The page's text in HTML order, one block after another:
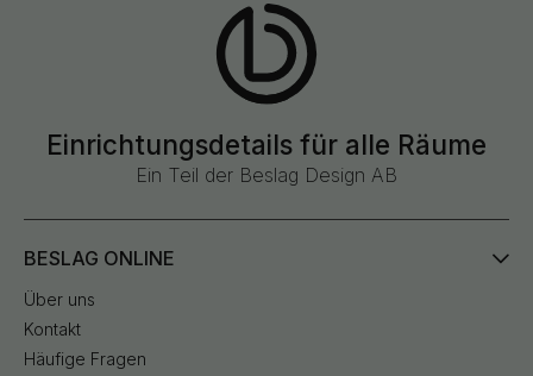
Einrichtungsdetails für alle Räume
Ein Teil der Beslag Design AB
BESLAG ONLINE
Über uns
Kontakt
Häufige Fragen